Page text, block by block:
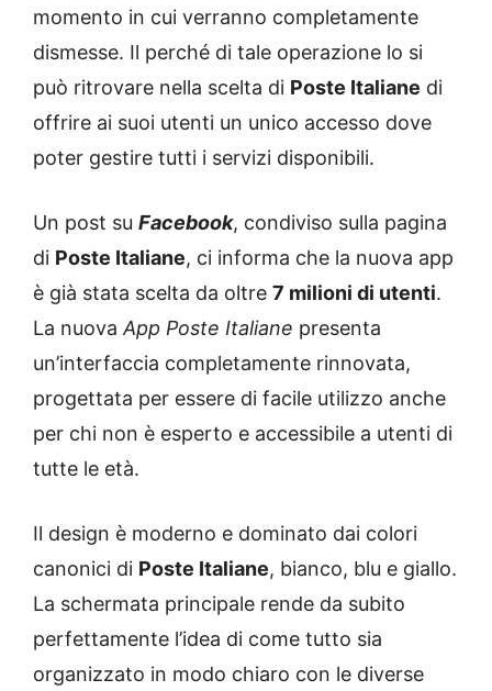
momento in cui verranno completamente
dismesse. Il perché di tale operazione lo si
può ritrovare nella scelta di Poste Italiane di
offrire ai suoi utenti un unico accesso dove
poter gestire tutti i servizi disponibili.
Un post su Facebook, condiviso sulla pagina
di Poste Italiane, ci informa che la nuova app
è già stata scelta da oltre 7 milioni di utenti.
La nuova App Poste Italiane presenta
un’interfaccia completamente rinnovata,
progettata per essere di facile utilizzo anche
per chi non è esperto e accessibile a utenti di
tutte le età.
Il design è moderno e dominato dai colori
canonici di Poste Italiane, bianco, blu e giallo.
La schermata principale rende da subito
perfettamente l’idea di come tutto sia
organizzato in modo chiaro con le diverse